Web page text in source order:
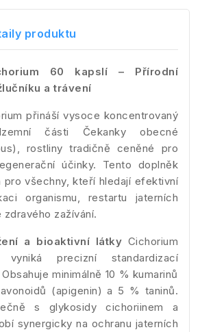
produktu
60 kapslí – Přírodní
a trávení
přináší vysoce koncentrovaný
části Čekanky obecné
rostliny tradičně ceněné pro
účinky. Tento doplněk
pro všechny, kteří hledají efektivní
organismu, restartu jaterních
zažívání.
a bioaktivní látky Cichorium
precizní standardizací
minimálně 10 % kumarinů
(apigenin) a 5 % taninů.
s glykosidy cichoriinem a
synergicky na ochranu jaterních